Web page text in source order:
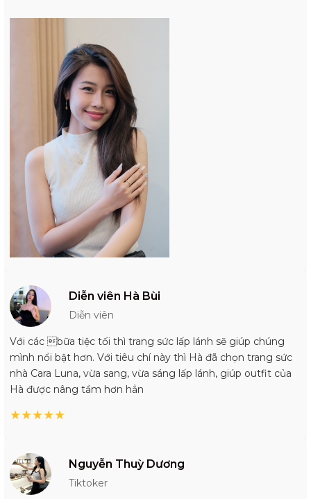
Diễn viên Hà Bùi
Diễn viên
Với các bữa tiệc tối thì trang sức lấp lánh sẽ giúp chúng
mình nổi bật hơn. Với tiêu chí này thì Hà đã chọn trang sức
nhà Cara Luna, vừa sang, vừa sáng lấp lánh, giúp outfit của
Hà được nâng tầm hơn hẳn
★★★★★
Nguyễn Thuỳ Dương
Tiktoker